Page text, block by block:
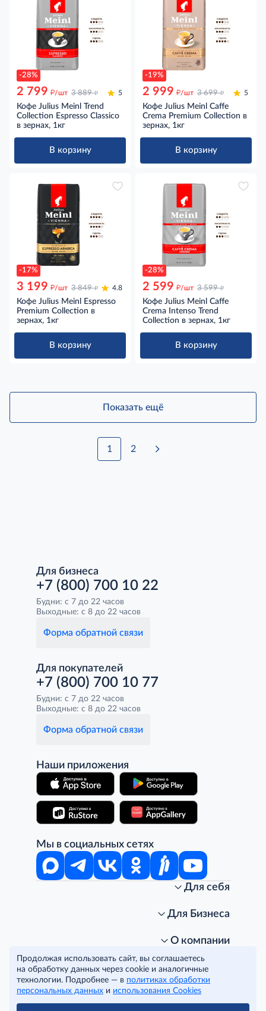
-28%
2 799 д/шт 3 889 д 5
Кофе Julius Meinl Trend
Collection Espresso Classico
в зернах, 1кг
В корзину
-19%
2 999 д/шт 3 699 д 5
Кофе Julius Meinl Сaffe
Crema Premium Collection в
зернах, 1кг
В корзину
-17%
3 199 д/шт 3 849 д 4.8
Кофе Julius Meinl Espresso
Premium Collection в
зернах, 1кг
В корзину
-28%
2 599 д/шт 3 599 д
Кофе Julius Meinl Caffe
Crema Intenso Trend
Collection в зернах, 1кг
В корзину
Показать ещё
1 2
Для бизнеса
+7 (800) 700 10 22
Будни: с 7 до 22 часов
Выходные: с 8 до 22 часов
Форма обратной связи
Для покупателей
+7 (800) 700 10 77
Будни: с 7 до 22 часов
Выходные: с 8 до 22 часов
Форма обратной связи
Наши приложения
Мы в социальных сетях
Для себя
Стань клиентом METRO
Подарочные карты. Активация и баланс
Скидка за подписку
Часто задаваемые вопросы
METRO AG
Для Бизнеса
Получить карту для бизнеса
Для магазинов
Для гостинично-ресторанного бизнеса
Для офисов и предприятий
Рекламодателям
О компании
Карьера
Пресс-центр
Программа METRO Potentials
Торговые центры
Условия и соглашения
Политика конфиденциальности
Правовая информация
© METRO Cash and Carry Russia, 2026
Продолжая использовать сайт, вы соглашаетесь
на обработку данных через cookie и аналогичные
технологии. Подробнее — в политиках обработки
персональных данных и использования Cookies